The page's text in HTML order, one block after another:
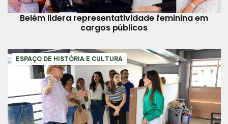
Belém lidera representatividade feminina em
cargos públicos
ESPAÇO DE HISTÓRIA E CULTURA